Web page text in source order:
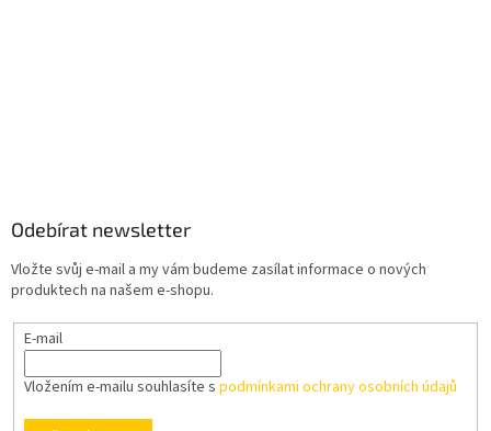
Odebírat newsletter
Vložte svůj e-mail a my vám budeme zasílat informace o nových
produktech na našem e-shopu.
E-mail
Vložením e-mailu souhlasíte s podmínkami ochrany osobních údajů